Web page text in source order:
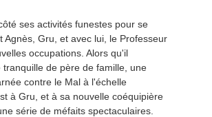
ses activités funestes pour se
Gru, et avec lui, le Professeur
occupations. Alors qu'il
de père de famille, une
contre le Mal à l'échelle
à Gru, et à sa nouvelle coéquipière
série de méfaits spectaculaires.